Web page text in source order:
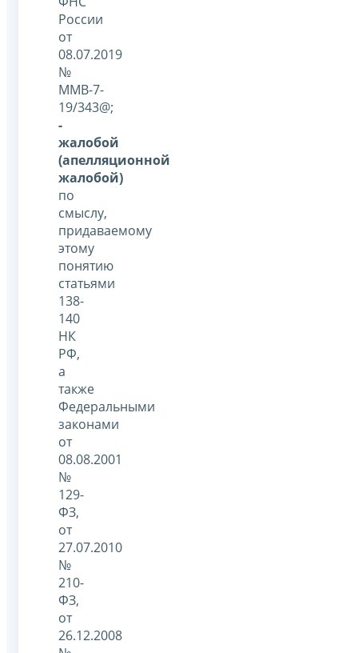
России
от
08.07.2019
№
ММВ-7-
19/343@;
-
жалобой
(апелляционной
жалобой)
по
смыслу,
придаваемому
этому
понятию
статьями
138-
140
НК
РФ,
а
также
Федеральными
законами
от
08.08.2001
№
129-
ФЗ,
от
27.07.2010
№
210-
ФЗ,
от
26.12.2008